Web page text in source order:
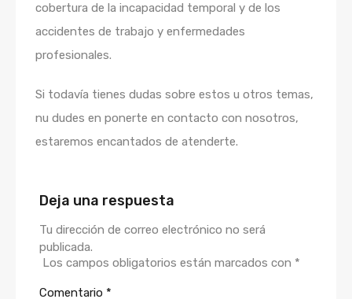
cobertura de la incapacidad temporal y de los
accidentes de trabajo y enfermedades
profesionales.
Si todavía tienes dudas sobre estos u otros temas,
nu dudes en ponerte en contacto con nosotros,
estaremos encantados de atenderte.
Deja una respuesta
Tu dirección de correo electrónico no será
publicada.
Los campos obligatorios están marcados con *
Comentario *